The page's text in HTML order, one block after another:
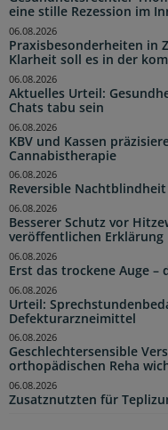
eine stille Rezession im
Praxisbesonderheiten in
Klarheit soll es in der
06.08.2026
Aktuelles Urteil:
Chats tabu sein
06.08.2026
KBV und Kassen
Cannabistherapie
06.08.2026
Reversible
06.08.2026
Besserer Schutz vor
veröffentlichen Erklärung
06.08.2026
Erst das trockene Auge
06.08.2026
Urteil:
Defekturarzneimittel
06.08.2026
Geschlechtersensible
orthopädischen Reha
06.08.2026
Zusatznutzten für
06.08.2026